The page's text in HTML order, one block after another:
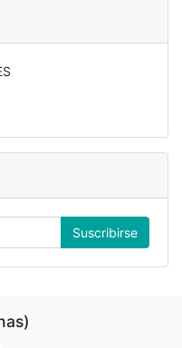
Suscribirse